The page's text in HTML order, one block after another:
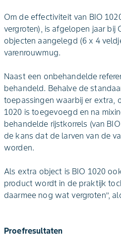
Om de effectiviteit van BIO
vergroten), is afgelopen jaar bij
objecten aangelegd (6 x 4
varenrouwmug.
Naast een onbehandelde
behandeld. Behalve de
toepassingen waarbij er extra,
1020 is toegevoegd en na
behandelde rijstkorrels (van
de kans dat de larven van de
worden.
Als extra object is BIO 1020
product wordt in de praktijk
daarmee nog wat vergroten’’,
Proefresultaten